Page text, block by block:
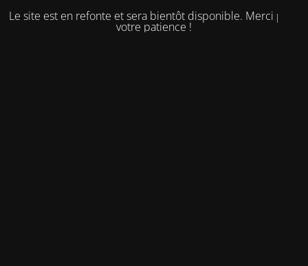
Le site est en refonte et sera bientôt disponible. Merci pour
votre patience !